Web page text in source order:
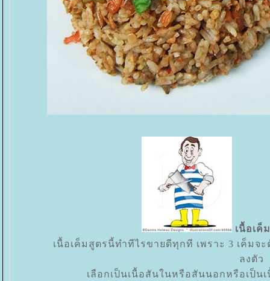
เนื้อเค็
เนื้อเค็มสูตรนี้ทำทีไรขายดีทุกที เพราะ 3 เค็ม
ลงตัว
เลือกเป็นเนื้อสันในหรือสันนอกหรือเป็